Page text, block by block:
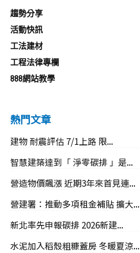
趨勢分享
活動快訊
工法建材
工程法律專欄
888網站教學
熱門文章
建物 耐震評估 7/1上路 限...
智慧建築達到「 淨零碳排 」是...
營造物價飆漲 近期3年來首見連...
營建署：推動多項租金補貼 擴大...
新北率先申報碳排 2026新建...
水泥加入稻殼粗糠蓋房 冬暖夏涼...